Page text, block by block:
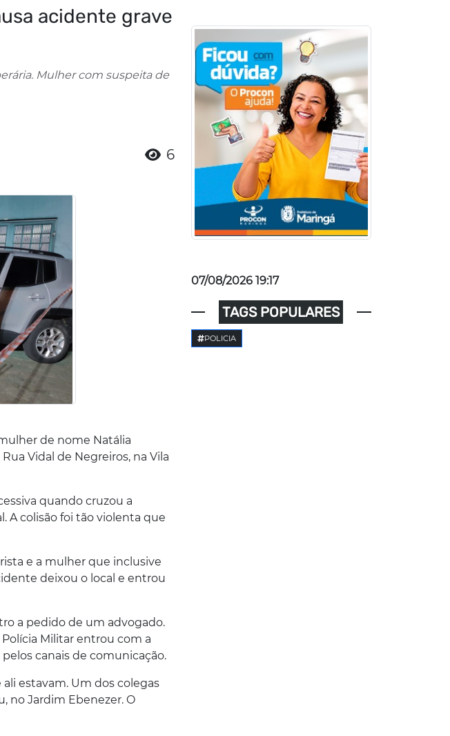
acidente grave
Mulher com suspeita de
6
de nome Natália
Vidal de Negreiros, na Vila
quando cruzou a
A colisão foi tão violenta que
e a mulher que inclusive
deixou o local e entrou
a pedido de um advogado.
Militar entrou com a
canais de comunicação.
estavam. Um dos colegas
no Jardim Ebenezer. O
07/08/2026 19:17
TAGS POPULARES
POLICIA